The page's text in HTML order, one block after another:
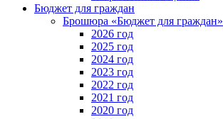
Бюджет для граждан
Брошюра «Бюджет для граждан»
2026 год
2025 год
2024 год
2023 год
2022 год
2021 год
2020 год